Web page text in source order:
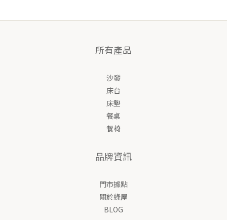
所有產品
沙發
床台
床墊
餐桌
餐椅
品牌資訊
門市據點
關於綠屋
BLOG